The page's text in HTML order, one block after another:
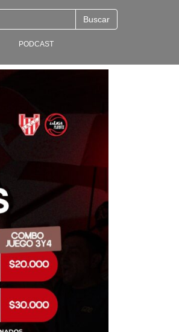
PODCAST